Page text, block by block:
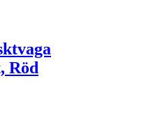
Röd